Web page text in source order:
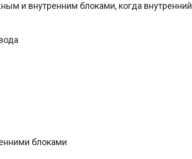
и внутренним блоками, когда внутренний
блоками